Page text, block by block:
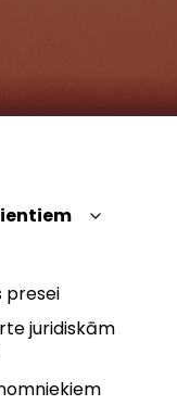
presei
juridiskām